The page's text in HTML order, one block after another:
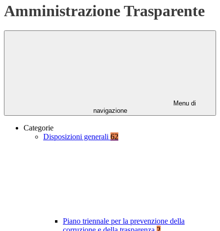
Amministrazione Trasparente
Menu di
navigazione
Categorie
Disposizioni generali 62
Piano triennale per la prevenzione della